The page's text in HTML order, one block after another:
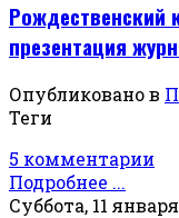
Рождественский
презентация
Опубликовано в
Теги
5 комментарии
Подробнее ...
Суббота, 11